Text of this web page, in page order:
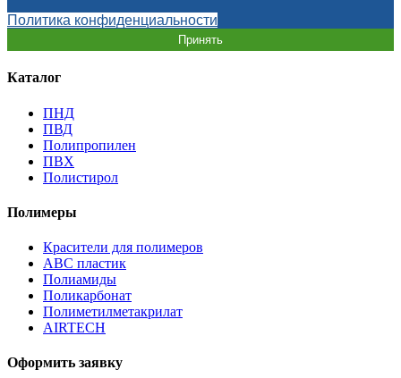
Политика конфиденциальности
Принять
Каталог
ПНД
ПВД
Полипропилен
ПВХ
Полистирол
Полимеры
Красители для полимеров
АВС пластик
Полиамиды
Поликарбонат
Полиметилметакрилат
AIRTECH
Оформить заявку